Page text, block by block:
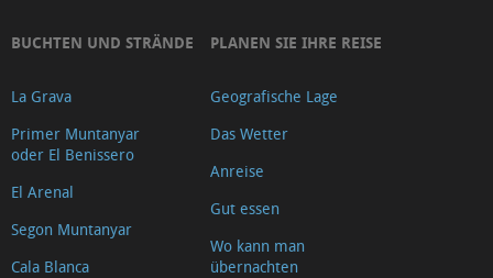
BUCHTEN UND STRÄNDE
La Grava
Primer Muntanyar
oder El Benissero
El Arenal
Segon Muntanyar
Cala Blanca
PLANEN SIE IHRE REISE
Geografische Lage
Das Wetter
Anreise
Gut essen
Wo kann man
übernachten